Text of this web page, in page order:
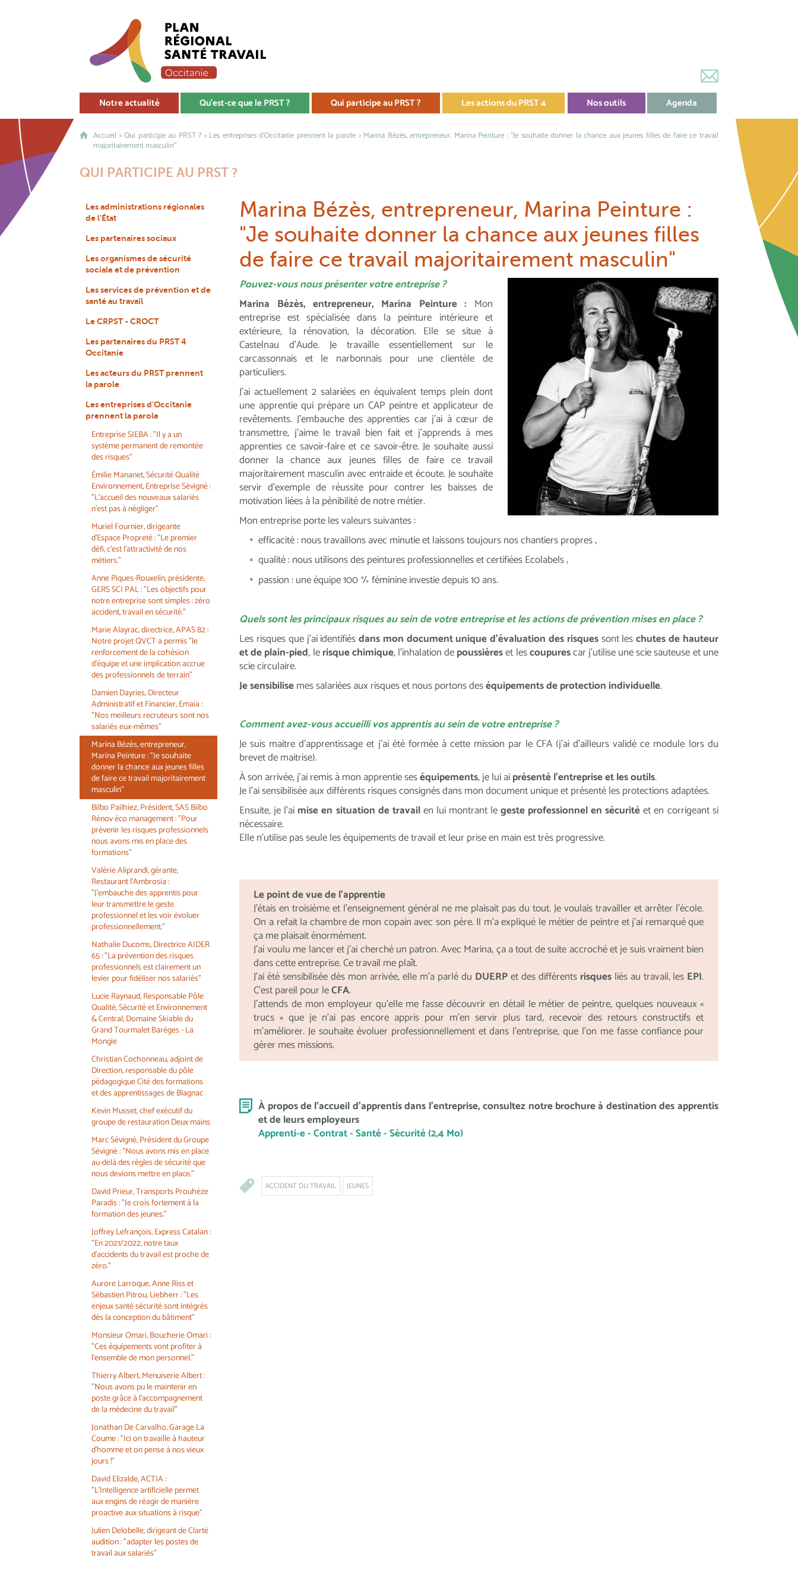
Notre actualité Qu'est-ce que le PRST ? Qui participe au PRST ? Les actions du PRST 4 Nos outils Agenda
Accueil >Qui participe au PRST ? > Les entreprises d'Occitanie prennent la parole > Marina Bézès, entrepreneur, Marina Peinture : "Je souhaite donner la chance aux jeunes filles de faire ce travail
majoritairement masculin"
QUI PARTICIPE AU PRST ?
Les administrations régionales
de l'État
Les partenaires sociaux
Les organismes de sécurité
sociale et de prévention
Les services de prévention et de
santé au travail
Le CRPST - CROCT
Les partenaires du PRST 4
Occitanie
Les acteurs du PRST prennent
la parole
Les entreprises d'Occitanie
prennent la parole
Entreprise SIEBA : "Il y a un
système permanent de remontée
des risques"
Émilie Mananet, Sécurité Qualité
Environnement, Entreprise Sévigné :
"L'accueil des nouveaux salariés
n'est pas à négliger"
Muriel Fournier, dirigeante
d'Espace Propreté : "Le premier
défi, c'est l'attractivité de nos
métiers."
Anne Piques-Rouxelin, présidente,
GERS SCI PAL : "Les objectifs pour
notre entreprise sont simples : zéro
accident, travail en sécurité."
Marie Alayrac, directrice, APAS 82 :
Notre projet QVCT a permis "le
renforcement de la cohésion
d'équipe et une implication accrue
des professionnels de terrain"
Damien Dayries, Directeur
Administratif et Financier, Emaïa :
"Nos meilleurs recruteurs sont nos
salariés eux-mêmes"
Marina Bézès, entrepreneur,
Marina Peinture : "Je souhaite
donner la chance aux jeunes filles
de faire ce travail majoritairement
masculin"
Bilbo Pailhiez, Président, SAS Bilbo
Rénov éco management : "Pour
prévenir les risques professionnels
nous avons mis en place des
formations"
Valérie Aliprandi, gérante,
Restaurant l'Ambrosia :
"J'embauche des apprentis pour
leur transmettre le geste
professionnel et les voir évoluer
professionnellement."
Nathalie Ducoms, Directrice AIDER
65 : "La prévention des risques
professionnels est clairement un
levier pour fidéliser nos salariés"
Lucie Raynaud, Responsable Pôle
Qualité, Sécurité et Environnement
& Central, Domaine Skiable du
Grand Tourmalet Barèges - La
Mongie
Christian Cochonneau, adjoint de
Direction, responsable du pôle
pédagogique Cité des formations
et des apprentissages de Blagnac
Kevin Musset, chef exécutif du
groupe de restauration Deux mains
Marc Sévigné, Président du Groupe
Sévigné : "Nous avons mis en place
au-delà des règles de sécurité que
nous devions mettre en place."
David Prieur, Transports Prouhèze
Paradis : "Je crois fortement à la
formation des jeunes."
Joffrey Lefrançois, Express Catalan :
"En 2021/2022, notre taux
d'accidents du travail est proche de
zéro."
Aurore Larroque, Anne Riss et
Sébastien Pitrou, Liebherr : "Les
enjeux santé sécurité sont intégrés
dès la conception du bâtiment"
Monsieur Omari, Boucherie Omari :
"Ces équipements vont profiter à
l'ensemble de mon personnel."
Thierry Albert, Menuiserie Albert :
"Nous avons pu le maintenir en
poste grâce à l'accompagnement
de la médecine du travail"
Jonathan De Carvalho, Garage La
Coume : "Ici on travaille à hauteur
d'homme et on pense à nos vieux
jours !"
David Elizalde, ACTIA :
"L'Intelligence artificielle permet
aux engins de réagir de manière
proactive aux situations à risque"
Julien Delobelle, dirigeant de Clarté
audition : "adapter les postes de
travail aux salariés"
Marina Bézès, entrepreneur, Marina Peinture :
"Je souhaite donner la chance aux jeunes filles
de faire ce travail majoritairement masculin"
Pouvez-vous nous présenter votre entreprise ?
Marina Bézès, entrepreneur, Marina Peinture : Mon
entreprise est spécialisée dans la peinture intérieure et
extérieure, la rénovation, la décoration. Elle se situe à
Castelnau d’Aude. Je travaille essentiellement sur le
carcassonnais et le narbonnais pour une clientèle de
particuliers.
J’ai actuellement 2 salariées en équivalent temps plein dont
une apprentie qui prépare un CAP peintre et applicateur de
revêtements. J’embauche des apprenties car j’ai à cœur de
transmettre, j’aime le travail bien fait et j’apprends à mes
apprenties ce savoir-faire et ce savoir-être. Je souhaite aussi
donner la chance aux jeunes filles de faire ce travail
majoritairement masculin avec entraide et écoute. Je souhaite
servir d’exemple de réussite pour contrer les baisses de
motivation liées à la pénibilité de notre métier.
Mon entreprise porte les valeurs suivantes :
efficacité : nous travaillons avec minutie et laissons toujours nos chantiers propres ;
qualité : nous utilisons des peintures professionnelles et certifiées Ecolabels ;
passion : une équipe 100 % féminine investie depuis 10 ans.
Quels sont les principaux risques au sein de votre entreprise et les actions de prévention mises en place ?
Les risques que j’ai identifiésdans mon document unique d’évaluation des risquessont leschutes de hauteur
et de plain-pied, lerisque chimique, l’inhalation depoussièreset lescoupurescar j’utilise une scie sauteuse et une
scie circulaire.
Je sensibilisemes salariées aux risques et nous portons deséquipements de protection individuelle.
Comment avez-vous accueilli vos apprentis au sein de votre entreprise ?
Je suis maitre d’apprentissage et j’ai été formée à cette mission par le CFA (j’ai d’ailleurs validé ce module lors du
brevet de maitrise).
À son arrivée, j’ai remis à mon apprentie seséquipements, je lui aiprésenté l’entreprise et les outils.
Je l’ai sensibilisée aux différents risques consignés dans mon document unique et présenté les protections adaptées.
Ensuite, je l’ai mise en situation de travailen lui montrant legeste professionnel en sécuritéet en corrigeant si
nécessaire.
Elle n’utilise pas seule les équipements de travail et leur prise en main est très progressive.
Le point de vue de l’apprentie
J’étais en troisième et l’enseignement général ne me plaisait pas du tout. Je voulais travailler et arrêter l’école.
On a refait la chambre de mon copain avec son père. Il m’a expliqué le métier de peintre et j’ai remarqué que
ça me plaisait énormément.
J’ai voulu me lancer et j’ai cherché un patron. Avec Marina, ça a tout de suite accroché et je suis vraiment bien
dans cette entreprise. Ce travail me plaît.
J’ai été sensibilisée dès mon arrivée, elle m’a parlé du DUERPet des différents risquesliés au travail, les EPI.
C’est pareil pour leCFA.
J’attends de mon employeur qu’elle me fasse découvrir en détail le métier de peintre, quelques nouveaux «
trucs » que je n’ai pas encore appris pour m’en servir plus tard, recevoir des retours constructifs et
m’améliorer. Je souhaite évoluer professionnellement et dans l’entreprise, que l’on me fasse confiance pour
gérer mes missions.
À propos de l'accueil d'apprentis dans l'entreprise, consultez notrebrochure à destination des apprentis
et de leurs employeurs
Apprenti-e - Contrat - Santé - Sécurité (2,4 Mo)
ACCIDENT DU TRAVAIL JEUNES